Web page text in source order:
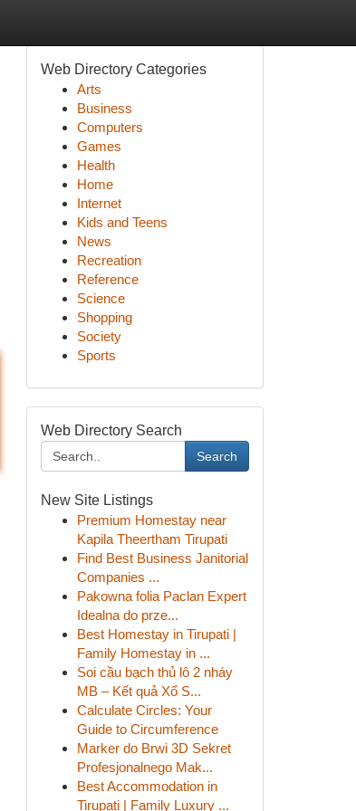
Web Directory Categories
Arts
Business
Computers
Games
Health
Home
Internet
Kids and Teens
News
Recreation
Reference
Science
Shopping
Society
Sports
Web Directory Search
Search
New Site Listings
Premium Homestay near
Kapila Theertham Tirupati
Find Best Business Janitorial
Companies ...
Pakowna folia Paclan Expert
Idealna do prze...
Best Homestay in Tirupati |
Family Homestay in ...
Soi cầu bạch thủ lô 2 nháy
MB – Kết quả Xổ S...
Calculate Circles: Your
Guide to Circumference
Marker do Brwi 3D Sekret
Profesjonalnego Mak...
Best Accommodation in
Tirupati | Family Luxury ...